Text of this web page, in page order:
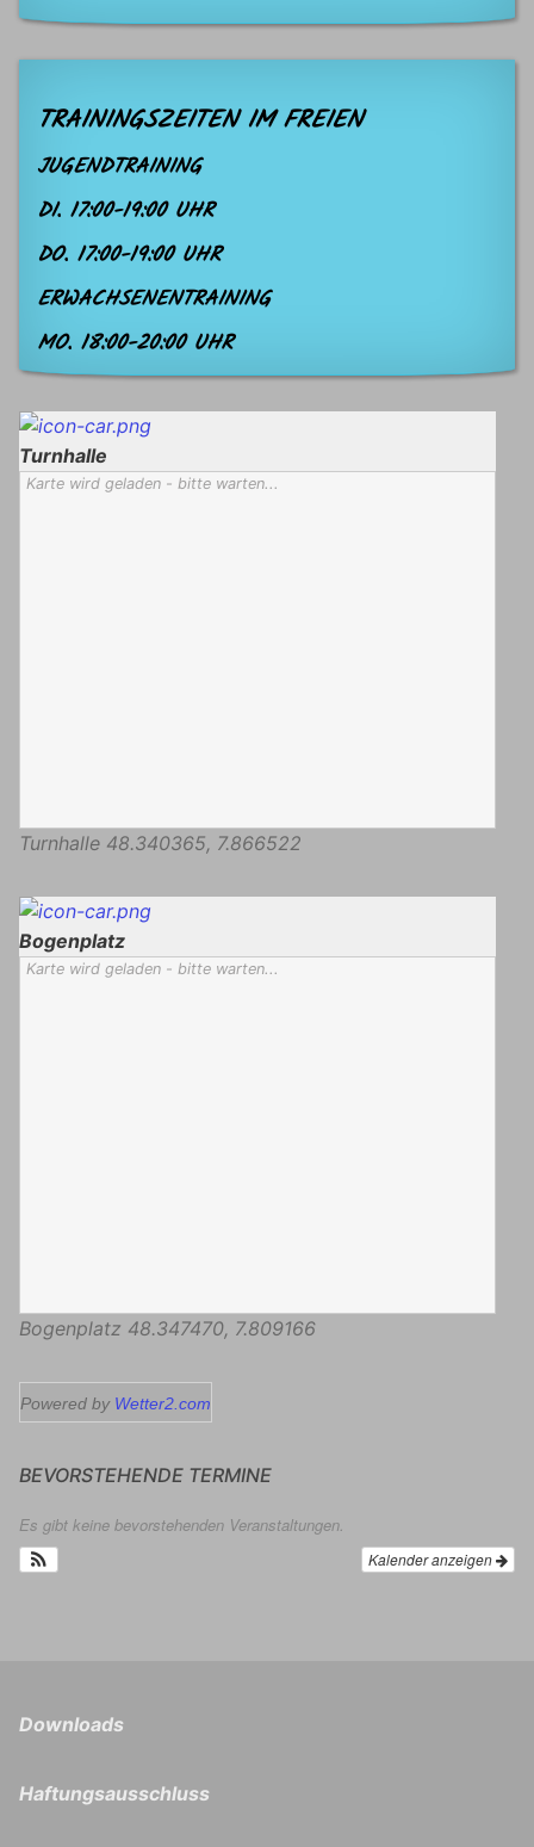
TRAININGSZEITEN IM FREIEN
JUGENDTRAINING
DI. 17:00-19:00 UHR
DO. 17:00-19:00 UHR
ERWACHSENENTRAINING
MO. 18:00-20:00 UHR
Turnhalle
Karte wird geladen - bitte warten...
Turnhalle 48.340365, 7.866522
Bogenplatz
Karte wird geladen - bitte warten...
Bogenplatz 48.347470, 7.809166
Powered by Wetter2.com
BEVORSTEHENDE TERMINE
Es gibt keine bevorstehenden Veranstaltungen.
Kalender anzeigen
Downloads
Haftungsausschluss